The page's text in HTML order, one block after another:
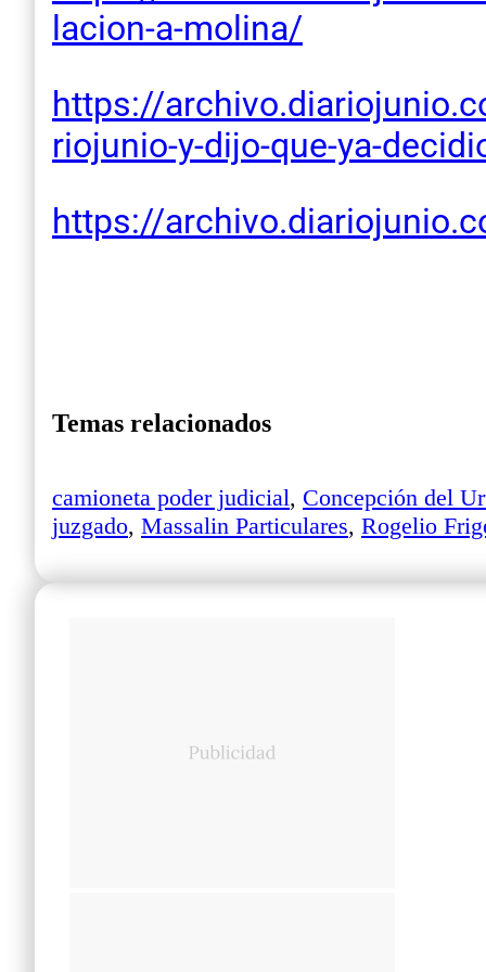
lacion-a-molina/
https://
riojunio-y-dijo-que-ya-
https://
Temas relacionados
camioneta poder judicial, Concepción del
juzgado, Massalin Particulares, Rogelio